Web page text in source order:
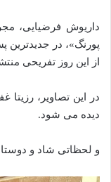
داریوش فرضیایی،
پورنگ»، در
از این روز تفریحی
در این تصاویر، رزیتا
دیده‌ می‌ شود.
و لحظاتی شاد و